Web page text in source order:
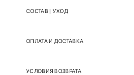
СОСТАВ | УХОД
ОПЛАТА И ДОСТАВКА
УСЛОВИЯ ВОЗВРАТА